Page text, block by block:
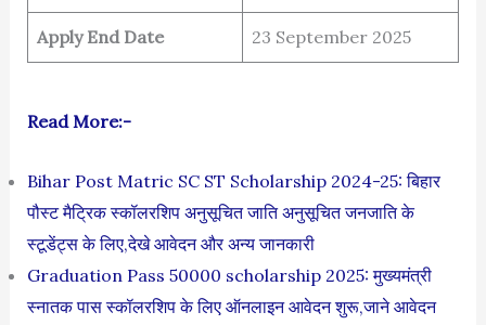
Apply End Date 23 September 2025
Read More:-
Bihar Post Matric SC ST Scholarship 2024-25: बिहार
पौस्ट मैट्रिक स्कॉलरशिप अनुसूचित जाति अनुसूचित जनजाति के
स्टूडेंट्स के लिए,देखे आवेदन और अन्य जानकारी
Graduation Pass 50000 scholarship 2025: मुख्यमंत्री
स्नातक पास स्कॉलरशिप के लिए ऑनलाइन आवेदन शुरू,जाने आवेदन